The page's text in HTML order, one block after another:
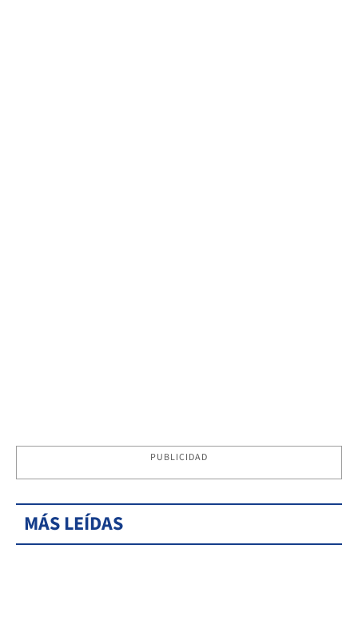
PUBLICIDAD
MÁS LEÍDAS